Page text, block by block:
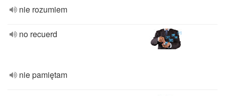
nie rozumiem
no recuerd
nie pamiętam